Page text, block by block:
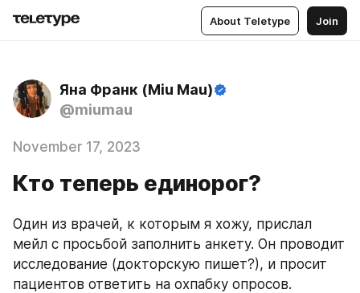
About Teletype Join
Яна Франк (Miu Mau)
@miumau
November 17, 2023
Кто теперь единорог?
Один из врачей, к которым я хожу, прислал
мейл с просьбой заполнить анкету. Он проводит
исследование (докторскую пишет?), и просит
пациентов ответить на охпабку опросов.